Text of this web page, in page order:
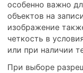
особенно важно
объектов на
изображение
четкость в
или при наличии
При выборе